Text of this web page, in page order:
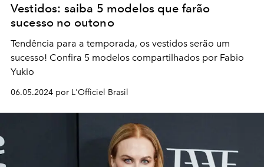
Vestidos: saiba 5 modelos que farão
sucesso no outono
Tendência para a temporada, os vestidos serão um
sucesso! Confira 5 modelos compartilhados por Fabio
Yukio
06.05.2024 por L'Officiel Brasil